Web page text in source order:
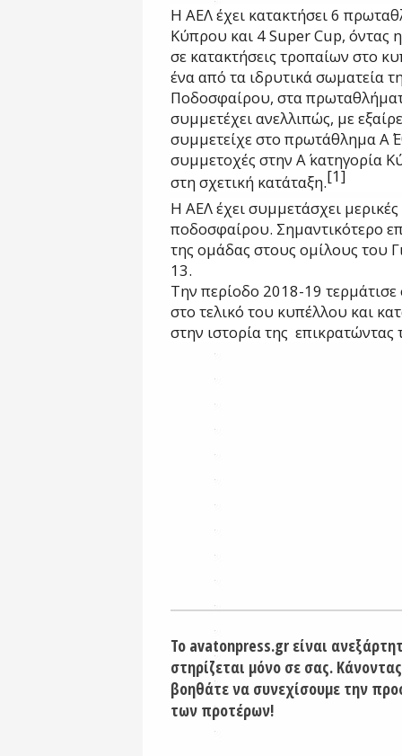
Η ΑΕΛ έχει κατακτήσει 6
Κύπρου και 4Super Cup, όντας
σε κατακτήσεις τροπαίων στο
ένα από τα ιδρυτικά σωματεία
Ποδοσφαίρου, στα
συμμετέχει ανελλιπώς, με
συμμετείχε στο πρωτάθλημαΑ΄
συμμετοχές στην Α΄ κατηγορία
στησχετική κατάταξη.[1]
Η ΑΕΛ έχει συμμετάσχει
ποδοσφαίρου. Σημαντικότερο
της ομάδας στους ομίλους του
13.
Την περίοδο 2018-19
στο τελικό του κυπέλλου και
στην ιστορία της
Το avatonpress.gr είναι
στηρίζεται μόνο σε σας.
βοηθάτε να συνεχίσουμε την
των προτέρων!